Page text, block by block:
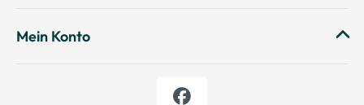
Mein Konto